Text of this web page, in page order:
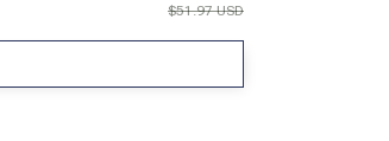
$51.97 USD